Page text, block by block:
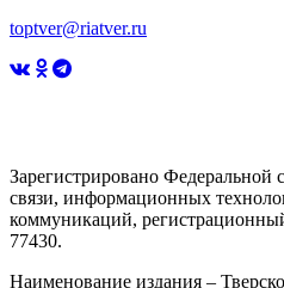
toptver@riatver.ru
Зарегистрировано Федеральной
связи, информационных
коммуникаций,
77430.
Наименование издания –